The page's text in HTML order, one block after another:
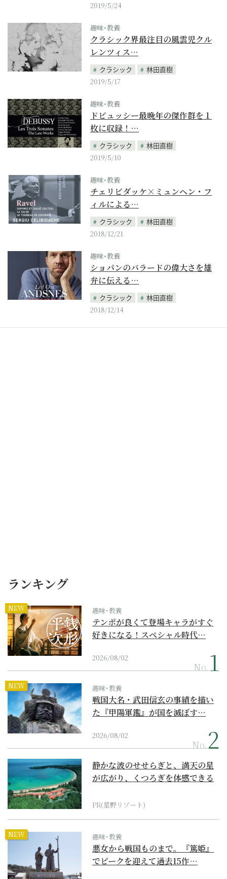
2019/5/24
趣味･教養
クラシック界最注目の風雲児クル
レンツィス…
クラシック
林田直樹
2019/5/17
趣味･教養
ドビュッシー最晩年の傑作群を１
枚に収録！…
クラシック
林田直樹
2019/5/10
趣味･教養
チェリビダッケ×ミュンヘン・フ
ィルによる…
クラシック
林田直樹
2018/12/21
趣味･教養
ショパンのバラードの偉大さを雄
弁に伝える…
クラシック
林田直樹
2018/12/14
ランキング
NEW 趣味･教養
テンポが良くて登場キャラがすぐ
好きになる！スペシャル時代…
2026/08/02
No.
NEW 趣味･教養
戦国大名・武田信玄の事績を描い
た『甲陽軍鑑』が国を滅ぼす…
2026/08/02
No.
静かな波のせせらぎと、満天の星
が広がり、くつろぎを体感できる
PR(星野リゾート)
NEW 趣味･教養
悪女から戦国ものまで。『篤姫』
でピークを迎えて過去15作…